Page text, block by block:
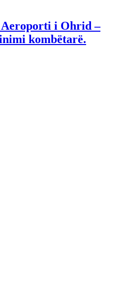
i Ohrid –
kombëtarë.